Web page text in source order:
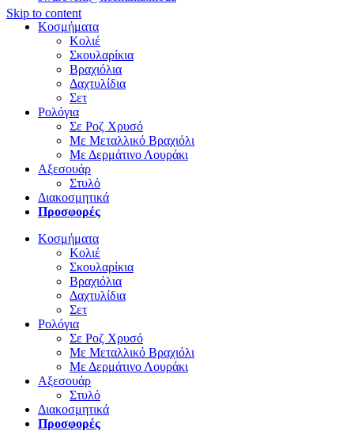
Skip to content
Κοσμήματα
Κολιέ
Σκουλαρίκια
Βραχιόλια
Δαχτυλίδια
Σετ
Ρολόγια
Σε Ροζ Χρυσό
Με Μεταλλικό Βραχιόλι
Με Δερμάτινο Λουράκι
Αξεσουάρ
Στυλό
Διακοσμητικά
Προσφορές
Κοσμήματα
Κολιέ
Σκουλαρίκια
Βραχιόλια
Δαχτυλίδια
Σετ
Ρολόγια
Σε Ροζ Χρυσό
Με Μεταλλικό Βραχιόλι
Με Δερμάτινο Λουράκι
Αξεσουάρ
Στυλό
Διακοσμητικά
Προσφορές